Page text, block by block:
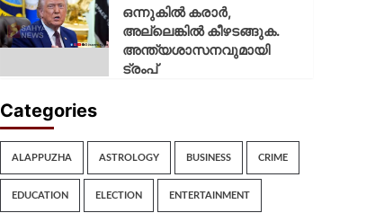
ഒന്നുകില്‍ കരാര്‍,
അല്ലെങ്കില്‍ കീഴടങ്ങുക.
അന്ത്യശാസനവുമായി
ട്രംപ്
Categories
ALAPPUZHA ASTROLOGY BUSINESS CRIME
EDUCATION ELECTION ENTERTAINMENT